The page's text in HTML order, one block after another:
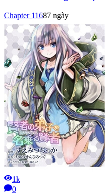
Chapter 11687 ngày
1k
0